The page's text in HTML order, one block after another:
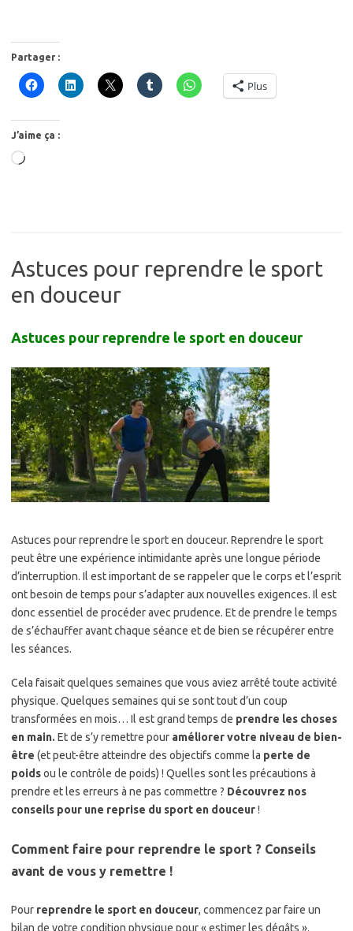
Partager :
Plus
J’aime ça :
Chargement…
Astuces pour reprendre le sport
en douceur
Astuces pour reprendre le sport en douceur
Astuces pour reprendre le sport en douceur. Reprendre le sport
peut être une expérience intimidante après une longue période
d’interruption. Il est important de se rappeler que le corps et l’esprit
ont besoin de temps pour s’adapter aux nouvelles exigences. Il est
donc essentiel de procéder avec prudence. Et de prendre le temps
de s’échauffer avant chaque séance et de bien se récupérer entre
les séances.
Cela faisait quelques semaines que vous aviez arrêté toute activité
physique. Quelques semaines qui se sont tout d’un coup
transformées en mois… Il est grand temps de prendre les choses
en main. Et de s’y remettre pour améliorer votre niveau de bien-
être (et peut-être atteindre des objectifs comme la perte de
poidsou le contrôle de poids) ! Quelles sont les précautions à
prendre et les erreurs à ne pas commettre ? Découvrez nos
conseils pour une reprise du sport en douceur!
Comment faire pour reprendre le sport ? Conseils
avant de vous y remettre !
Pour reprendre le sport en douceur, commencez par faire un
bilan de votre condition physique pour « estimer les dégâts ».